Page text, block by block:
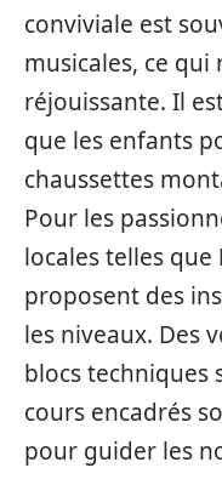
conviviale est
musicales, ce qui
réjouissante. Il
que les enfants
chaussettes
Pour les
locales telles que
proposent des
les niveaux. Des
blocs techniques
cours encadrés
pour guider les